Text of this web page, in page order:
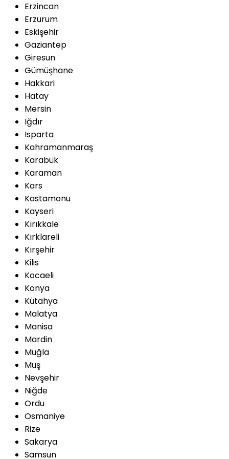
Erzincan
Erzurum
Eskişehir
Gaziantep
Giresun
Gümüşhane
Hakkari
Hatay
Mersin
Iğdır
Isparta
Kahramanmaraş
Karabük
Karaman
Kars
Kastamonu
Kayseri
Kırıkkale
Kırklareli
Kırşehir
Kilis
Kocaeli
Konya
Kütahya
Malatya
Manisa
Mardin
Muğla
Muş
Nevşehir
Niğde
Ordu
Osmaniye
Rize
Sakarya
Samsun